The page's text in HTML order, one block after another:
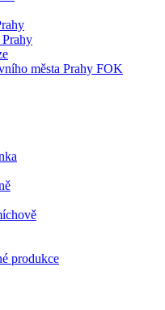
města Prahy FOK
produkce